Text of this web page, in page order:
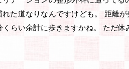
れた道なりなんですけども。 距離が
くらい余計に歩きますかね。 ただ休